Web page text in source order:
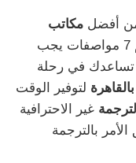
من أفضل مكاتب
، لما يتوفر به من أهم 7 مواصفات يجب
تساعدك في رحلة
لتوفير الوقت
غير الاحترافية
بالترجمة